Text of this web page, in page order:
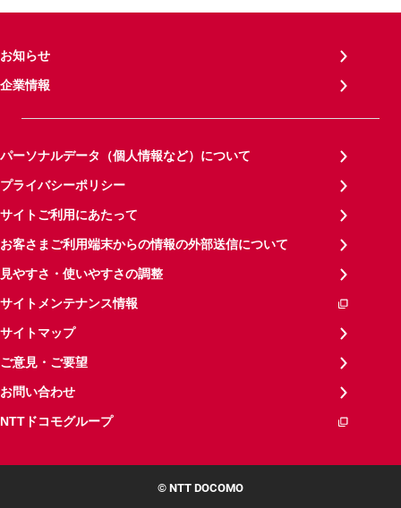
お知らせ
企業情報
パーソナルデータ（個人情報など）について
プライバシーポリシー
サイトご利用にあたって
お客さまご利用端末からの情報の外部送信について
見やすさ・使いやすさの調整
サイトメンテナンス情報
サイトマップ
ご意見・ご要望
お問い合わせ
NTTドコモグループ
© NTT DOCOMO